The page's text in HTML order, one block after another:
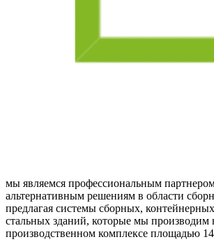
мы являемся профессиональным
альтернативным решениям в области
предлагая системы сборных,
стальных зданий, которые мы производим
производственном комплексе площадью